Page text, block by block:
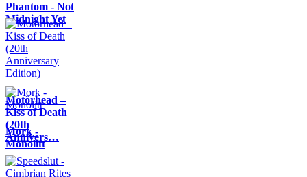
Phantom - Not
Midnight Yet
Motörhead –
Kiss of Death
(20th
Annivers…
Mork -
Monolitt